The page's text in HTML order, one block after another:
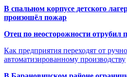
В спальном корпусе детского
произошёл пожар
Отец по неосторожности отрубил
Как предприятия переходят от
автоматизированному производству